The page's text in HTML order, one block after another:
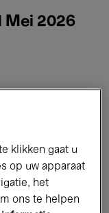
Mei 2026
Global Music
klikken gaat u
op uw apparaat
het
ons te helpen